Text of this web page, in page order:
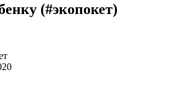
(#экопокет)